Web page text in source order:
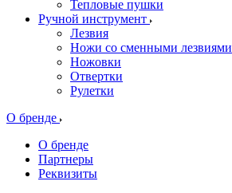
Тепловые пушки
Ручной инструмент
Лезвия
Ножи со сменными лезвиями
Ножовки
Отвертки
Рулетки
О бренде
О бренде
Партнеры
Реквизиты